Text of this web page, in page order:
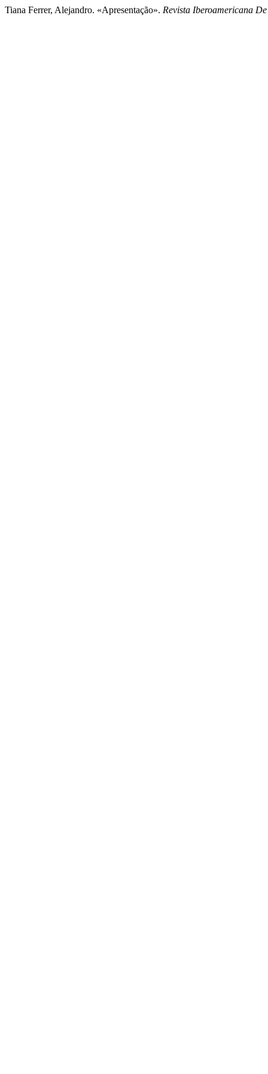
Tiana Ferrer, Alejandro. «Apresentação». Revista Iberoamericana